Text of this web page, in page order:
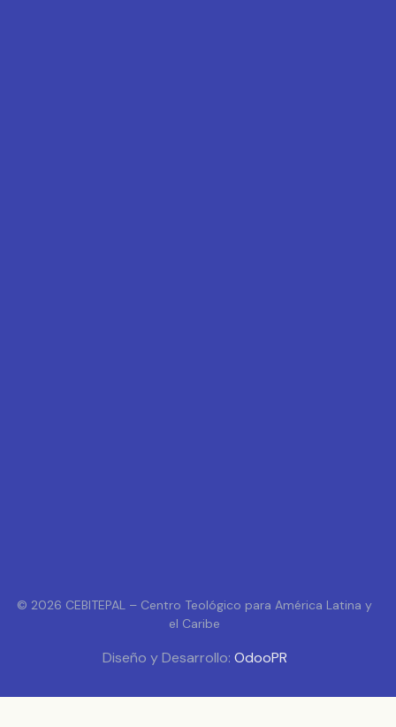
© 2026 CEBITEPAL – Centro Teológico para América Latina y
el Caribe
Diseño y Desarrollo: OdooPR